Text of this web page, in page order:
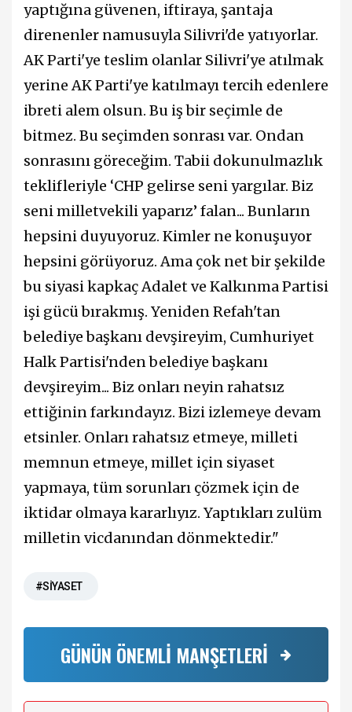
yaptığına güvenen, iftiraya, şantaja
direnenler namusuyla Silivri'de yatıyorlar.
AK Parti'ye teslim olanlar Silivri'ye atılmak
yerine AK Parti'ye katılmayı tercih edenlere
ibreti alem olsun. Bu iş bir seçimle de
bitmez. Bu seçimden sonrası var. Ondan
sonrasını göreceğim. Tabii dokunulmazlık
teklifleriyle ‘CHP gelirse seni yargılar. Biz
seni milletvekili yaparız’ falan... Bunların
hepsini duyuyoruz. Kimler ne konuşuyor
hepsini görüyoruz. Ama çok net bir şekilde
bu siyasi kapkaç Adalet ve Kalkınma Partisi
işi gücü bırakmış. Yeniden Refah'tan
belediye başkanı devşireyim, Cumhuriyet
Halk Partisi'nden belediye başkanı
devşireyim... Biz onları neyin rahatsız
ettiğinin farkındayız. Bizi izlemeye devam
etsinler. Onları rahatsız etmeye, milleti
memnun etmeye, millet için siyaset
yapmaya, tüm sorunları çözmek için de
iktidar olmaya kararlıyız. Yaptıkları zulüm
milletin vicdanından dönmektedir."
#SİYASET
GÜNÜN ÖNEMLİ MANŞETLERİ